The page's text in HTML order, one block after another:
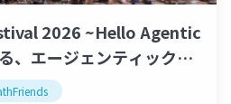
2026 ~Hello Agentic
、エージェンティックオ
~